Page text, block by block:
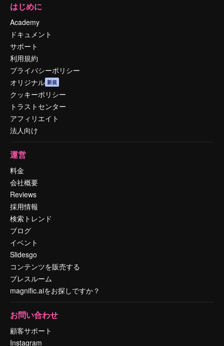
はじめに
Academy
ドキュメント
サポート
利用規約
プライバシーポリシー
オリジナル 新規
クッキーポリシー
トラストセンター
アフィリエイト
法人向け
運営
料金
会社概要
Reviews
採用情報
検索トレンド
ブログ
イベント
Slidesgo
コンテンツを販売する
プレスルーム
magnific.aiをお探しですか？
お問い合わせ
顧客サポート
Instagram